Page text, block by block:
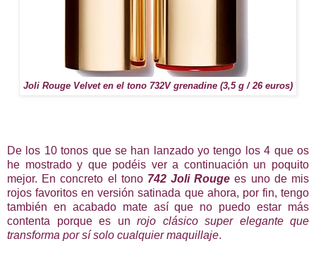
Joli Rouge Velvet en el tono 732V grenadine (3,5 g / 26 euros)
De los 10 tonos que se han lanzado yo tengo los 4 que os
he mostrado y que podéis ver a continuación un poquito
mejor. En concreto el tono 742 Joli Rouge es uno de mis
rojos favoritos en versión satinada que ahora, por fin, tengo
también en acabado mate así que no puedo estar más
contenta porque es un rojo clásico super elegante que
transforma por sí solo cualquier maquillaje.